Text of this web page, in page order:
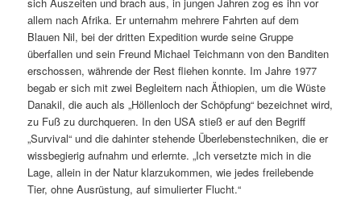
allem nach Afrika. Er unternahm mehrere Fahrten auf dem
Blauen Nil, bei der dritten Expedition wurde seine Gruppe
überfallen und sein Freund Michael Teichmann von den Banditen
erschossen, währende der Rest fliehen konnte. Im Jahre 1977
begab er sich mit zwei Begleitern nach Äthiopien, um die Wüste
Danakil, die auch als „Höllenloch der Schöpfung“ bezeichnet wird,
zu Fuß zu durchqueren. In den USA stieß er auf den Begriff
„Survival“ und die dahinter stehende Überlebenstechniken, die er
wissbegierig aufnahm und erlernte. „Ich versetzte mich in die
Lage, allein in der Natur klarzukommen, wie jedes freilebende
Tier, ohne Ausrüstung, auf simulierter Flucht.“